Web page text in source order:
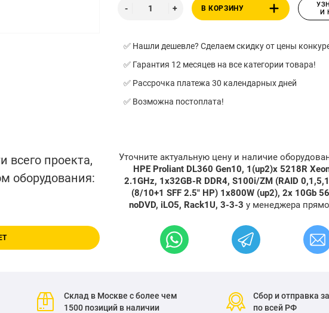
В КОРЗИНУ
И
✅ Нашли дешевле? Сделаем скидку от цены
✅ Гарантия 12 месяцев на все категории товара!
✅ Рассрочка платежа 30 календарных дней
✅ Возможна постоплата!
всего проекта,
оборудования:
Уточните актуальную цену и наличие
HPE Proliant DL360 Gen10, 1(up2)x 5218R
2.1GHz, 1x32GB-R DDR4, S100i/ZM (RAID
(8/10+1 SFF 2.5" HP) 1x800W (up2), 2x 10Gb
noDVD, iLO5, Rack1U, 3-3-3 у менеджера
Склад в Москве с более чем
1500 позиций в наличии
Сбор и отправка
по всей РФ